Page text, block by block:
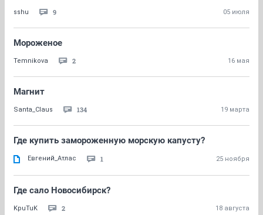
sshu 9 05 июля
Мороженое
Temnikova 2 16 мая
Магнит
Santa_Claus 134 19 марта
Где купить замороженную морскую капусту?
Евгений_Атлас 1 25 ноября
Где сало Новосибирск?
KpuTuK 2 18 августа